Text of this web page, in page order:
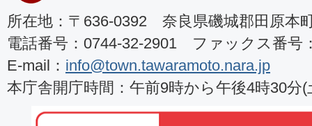
所在地：〒636-0392 奈良県磯城郡田原本
電話番号：0744-32-2901 ファックス番号
E-mail： info@town.tawaramoto.nara.jp
本庁舎開庁時間：午前9時から午後4時30分